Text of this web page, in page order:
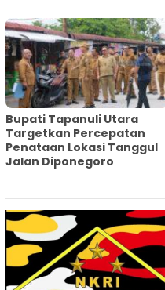
‎Bupati Tapanuli Utara
Targetkan Percepatan
Penataan Lokasi Tanggul
Jalan Diponegoro